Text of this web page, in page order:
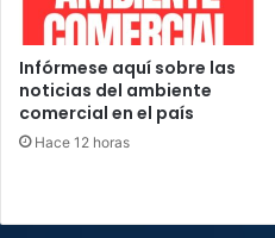
Infórmese aquí sobre las
noticias del ambiente
comercial en el país
Hace 12 horas